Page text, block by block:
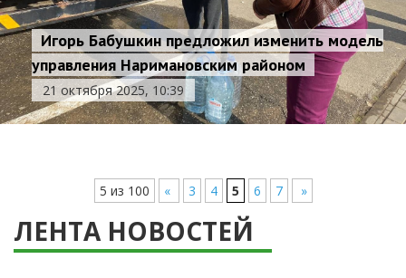
Игорь Бабушкин предложил изменить модель
управления Наримановским районом
21 октября 2025, 10:39
5 из 100 « 3 4 5 6 7 »
ЛЕНТА НОВОСТЕЙ